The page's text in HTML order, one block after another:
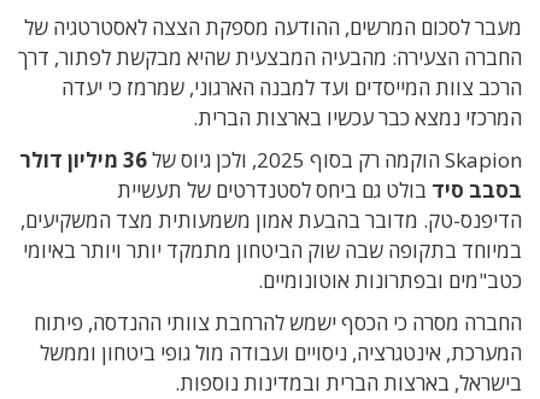
מעבר לסכום המרשים, ההודעה מספקת הצצה לאסטרטגיה של
החברה הצעירה: מהבעיה המבצעית שהיא מבקשת לפתור, דרך
הרכב צוות המייסדים ועד למבנה הארגוני, שמרמז כי יעדה
המרכזי נמצא כבר עכשיו בארצות הברית.
Skapion הוקמה רק בסוף 2025, ולכן גיוס של
36 מיליון דולר
בסבב סיד בולט גם ביחס לסטנדרטים של תעשיית
הדיפנס-טק. מדובר בהבעת אמון משמעותית מצד המשקיעים,
במיוחד בתקופה שבה שוק הביטחון מתמקד יותר ויותר באיומי
כטב"מים ובפתרונות אוטונומיים.
החברה מסרה כי הכסף ישמש להרחבת צוותי ההנדסה, פיתוח
המערכת, אינטגרציה, ניסויים ועבודה מול גופי ביטחון וממשל
בישראל, בארצות הברית ובמדינות נוספות.